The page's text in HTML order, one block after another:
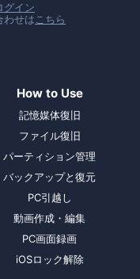
グイン
わせは こちら
How to Use
記憶媒体復旧
ファイル復旧
パーティション管理
バックアップと復元
PC引越し
動画作成・編集
PC画面録画
iOSロック解除